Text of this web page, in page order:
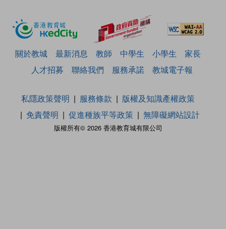
關於教城 最新消息 教師 中學生 小學生
家長
人才招募
聯絡我們 服務承諾 教城電子報
版權所有© 2026 香港教育城有限公司
私隱政策聲明 服務條款
版權及知識產權政策
免責聲明
促進種族平等政策 無障礙網站設計